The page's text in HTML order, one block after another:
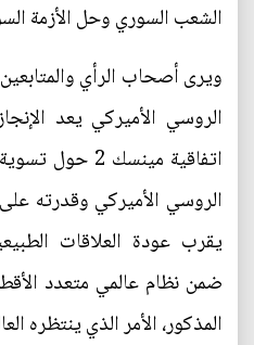
الشعب السوري وحل الأزمة
ويرى أصحاب الرأي
الروسي الأميركي يعد
اتفاقية مينسك
الروسي الأميركي وقدرته
يقرب عودة العلاقات
ضمن نظام عالمي متعدد
المذكور، الأمر الذي ينتظره